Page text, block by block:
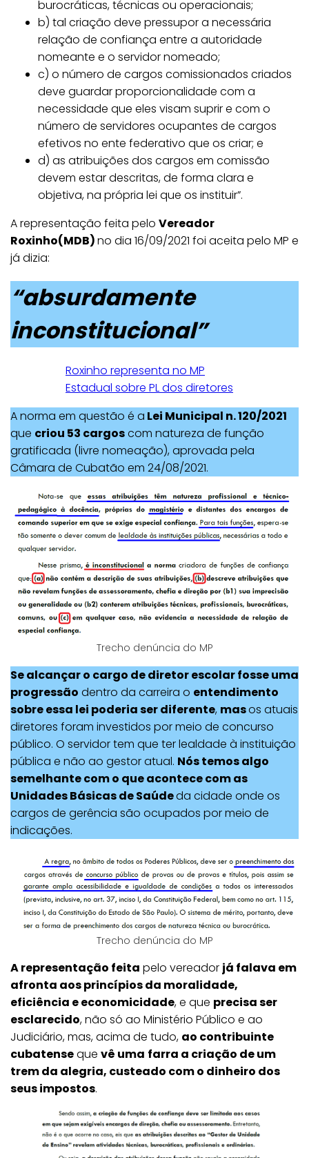
burocráticas, técnicas ou operacionais;
b) tal criação deve pressupor a necessária
relação de confiança entre a autoridade
nomeante e o servidor nomeado;
c) o número de cargos comissionados criados
deve guardar proporcionalidade com a
necessidade que eles visam suprir e com o
número de servidores ocupantes de cargos
efetivos no ente federativo que os criar; e
d) as atribuições dos cargos em comissão
devem estar descritas, de forma clara e
objetiva, na própria lei que os instituir”.
A representação feita pelo Vereador
Roxinho(MDB)no dia 16/09/2021 foi aceita pelo MP e
já dizia:
“absurdamente
inconstitucional”
Roxinho representa no MP
Estadual sobre PL dos diretores
A norma em questão é a Lei Municipal n. 120/2021
que criou 53 cargoscom natureza de função
gratificada (livre nomeação), aprovada pela
Câmara de Cubatão em 24/08/2021.
Trecho denúncia do MP
Se alcançar o cargo de diretor escolar fosse uma
progressão dentro da carreira o entendimento
sobre essa lei poderia ser diferente, masos atuais
diretores foram investidos por meio de concurso
público. O servidor tem que ter lealdade à instituição
pública e não ao gestor atual. Nós temos algo
semelhante com o que acontece com as
Unidades Básicas de Saúdeda cidade onde os
cargos de gerência são ocupados por meio de
indicações.
Trecho denúncia do MP
A representação feita pelo vereador já falava em
afronta aos princípios da moralidade,
eficiência e economicidade, e que precisa ser
esclarecido, não só ao Ministério Público e ao
Judiciário, mas, acima de tudo, ao contribuinte
cubatenseque vê uma farra a criação de um
trem da alegria, custeado com o dinheiro dos
seus impostos.